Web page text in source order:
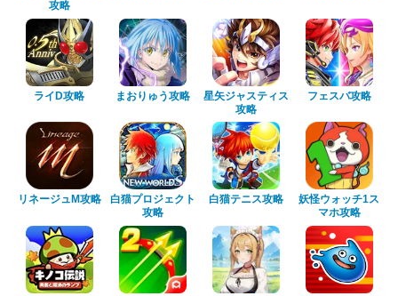
攻略
ライD攻略 まおりゅう攻略
星矢ジャスティス
攻略
フェスバ攻略
リネージュM攻略
白猫プロジェクト
攻略
白猫テニス攻略
妖怪ウォッチ1ス
マホ攻略